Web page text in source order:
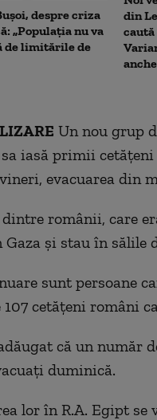
despre criza
„Populația nu va
de limitările de
din
caută
Un nou grup
iasă primii
evacuarea din
românii, care
și stau în sălile
sunt persoane
107 cetățeni români
că un număr
duminică.
lor în R.A. Egipt